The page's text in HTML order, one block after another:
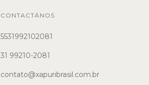
CONTACTÁNOS
5531992102081
31 99210-2081
contato@xapuribrasil.com.br